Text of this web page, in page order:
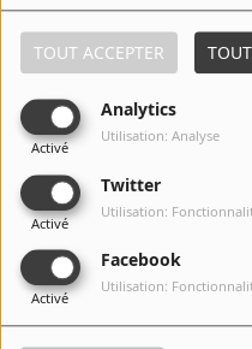
TOUT ACCEPTER
Analytics
Activé
Utilisation: Analyse
Twitter
Activé
Utilisation:
Facebook
Activé
Utilisation:
Catel
ANITA
Eliane
Grâce…